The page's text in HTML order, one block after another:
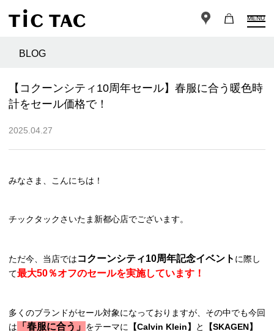
MENU
BLOG
【コクーンシティ10周年セール】春服に合う暖色時
計をセール価格で！
2025.04.27
みなさま、こんにちは！
チックタックさいたま新都心店でございます。
ただ今、当店ではコクーンシティ10周年記念イベント に際し
て最大50％オフのセールを実施しています！
多くのブランドがセール対象になっておりますが、その中でも今回
は 「春服に合う」 をテーマに 【Calvin Klein】 と
【SKAGEN】